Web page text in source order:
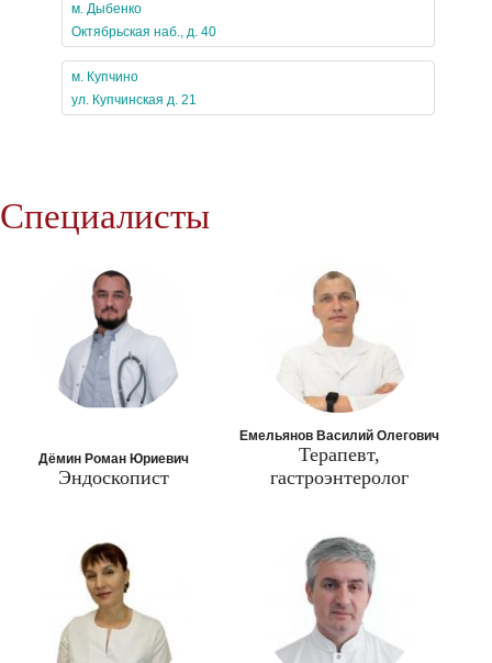
м. Дыбенко
Октябрьская наб., д. 40
м. Купчино
ул. Купчинская д. 21
Специалисты
Дёмин Роман Юриевич
Эндоскопист
Емельянов Василий Олегович
Терапевт,
гастроэнтеролог